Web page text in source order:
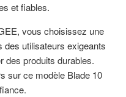
et fiables.
vous choisissez une
des utilisateurs exigeants
des produits durables.
sur ce modèle Blade 10